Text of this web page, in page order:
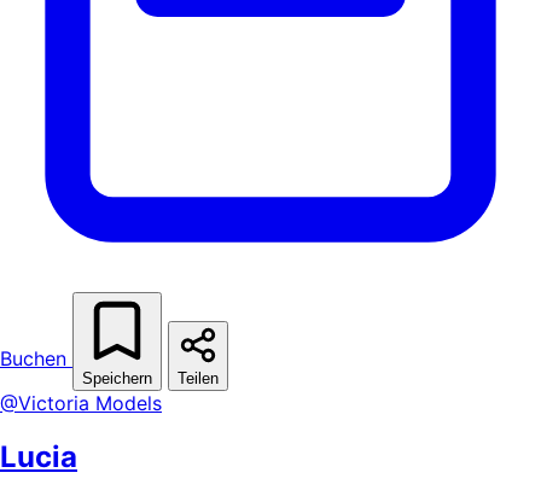
Buchen
Speichern Teilen
@Victoria Models
Lucia